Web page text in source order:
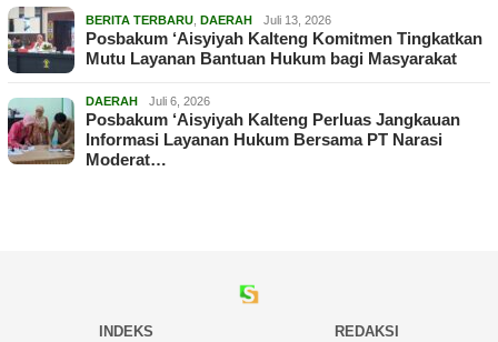
BERITA TERBARU DAERAH Juli 13, 2026
Posbakum ‘Aisyiyah Kalteng Komitmen Tingkatkan
Mutu Layanan Bantuan Hukum bagi Masyarakat
DAERAH Juli 6, 2026
Posbakum ‘Aisyiyah Kalteng Perluas Jangkauan
Informasi Layanan Hukum Bersama PT Narasi
Moderat…
INDEKS REDAKSI